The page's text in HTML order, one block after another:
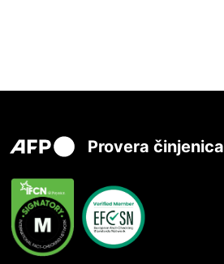
Provera činjenica